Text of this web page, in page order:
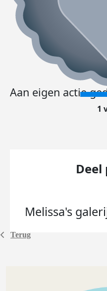
Terug
Aan eigen actie
1
Deel
Melissa's